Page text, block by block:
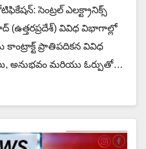
సెంట్రల్ ఎలక్ట్రానిక్స్
వివిధ విభాగాల్లో
ప్రాతిపదికన వివిధ
అనుభవం మరియు ఓర్పుతో…